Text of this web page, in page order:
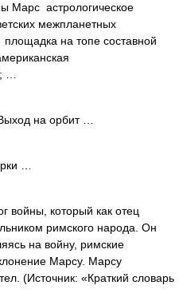
Марс астрологическое
межпланетных
на топе составной
…
на орбит …
…
войны, который как отец
римского народа. Он
на войну, римские
Марсу. Марсу
(Источник: «Краткий словарь